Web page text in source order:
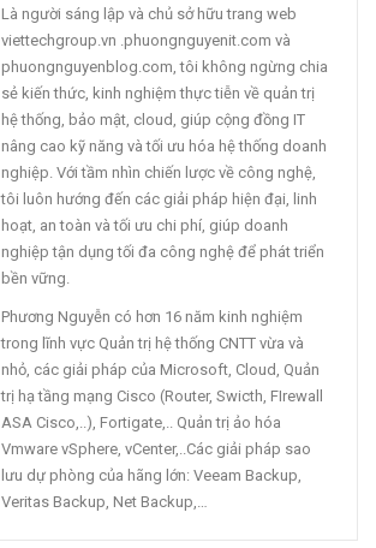
Là người sáng lập và chủ sở hữu trang web
viettechgroup.vn .phuongnguyenit.com và
phuongnguyenblog.com, tôi không ngừng chia
sẻ kiến thức, kinh nghiệm thực tiễn về quản trị
hệ thống, bảo mật, cloud, giúp cộng đồng IT
nâng cao kỹ năng và tối ưu hóa hệ thống doanh
nghiệp. Với tầm nhìn chiến lược về công nghệ,
tôi luôn hướng đến các giải pháp hiện đại, linh
hoạt, an toàn và tối ưu chi phí, giúp doanh
nghiệp tận dụng tối đa công nghệ để phát triển
bền vững.
Phương Nguyễn có hơn 16 năm kinh nghiệm
trong lĩnh vực Quản trị hệ thống CNTT vừa và
nhỏ, các giải pháp của Microsoft, Cloud, Quản
trị hạ tầng mạng Cisco (Router, Swicth, FIrewall
ASA Cisco,..), Fortigate,.. Quản trị ảo hóa
Vmware vSphere, vCenter,..Các giải pháp sao
lưu dự phòng của hãng lớn: Veeam Backup,
Veritas Backup, Net Backup,…